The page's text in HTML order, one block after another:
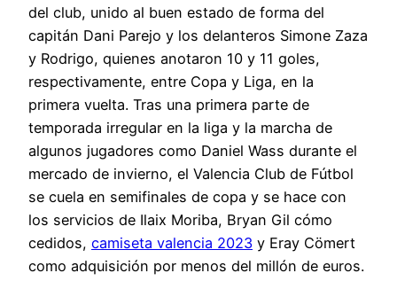
del club, unido al buen estado de forma del
capitán Dani Parejo y los delanteros Simone Zaza
y Rodrigo, quienes anotaron 10 y 11 goles,
respectivamente, entre Copa y Liga, en la
primera vuelta. Tras una primera parte de
temporada irregular en la liga y la marcha de
algunos jugadores como Daniel Wass durante el
mercado de invierno, el Valencia Club de Fútbol
se cuela en semifinales de copa y se hace con
los servicios de Ilaix Moriba, Bryan Gil cómo
cedidos, camiseta valencia 2023 y Eray Cömert
como adquisición por menos del millón de euros.